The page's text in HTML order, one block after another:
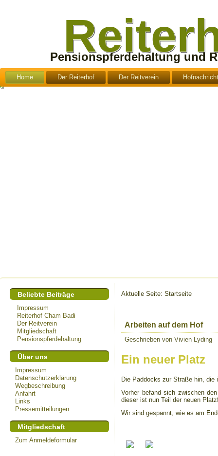
Pensionspferdehaltung und
Home Der Reiterhof Der Reitverein
Beliebte Beiträge
Impressum
Reiterhof Cham Badi
Der Reitverein
Mitgliedschaft
Pensionspferdehaltung
Über uns
Impressum
Datenschutzerklärung
Wegbeschreibung
Anfahrt
Links
Pressemitteilungen
Mitgliedschaft
Zum Anmeldeformular
Aktuelle Seite: Startseite
Arbeiten auf dem Hof
Geschrieben von Vivien Lyding
Ein neuer Platz
Die Paddocks zur Straße hin, die
Vorher befand sich zwischen
dieser ist nun Teil der neuen
Wir sind gespannt, wie es am